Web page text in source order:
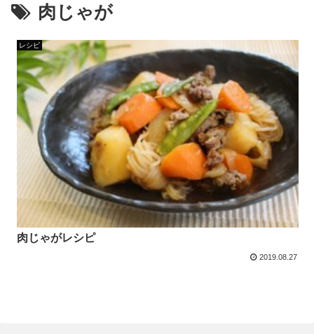
肉じゃが
レシピ
肉じゃがレシピ
2019.08.27